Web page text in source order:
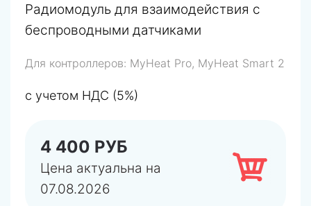
Радиомодуль для взаимодействия с
беспроводными датчиками
Для контроллеров: MyHeat Pro, MyHeat Smart 2
с учетом НДС (5%)
4 400 РУБ
Цена актуальна на
07.08.2026